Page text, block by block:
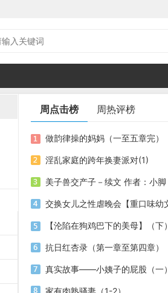
周点击榜 周热评榜
做韵律操的妈妈（一至五章完）
淫乱家庭的跨年换妻派对(1)
美子兽交产子－续文 作者：小脚
【沦陷在狗鸡巴下的美母】（下）
抗日红杏录（第一章至第四章）
真实故事——小姨子的屁股（一）
家有肉熟骚妻（1-2）